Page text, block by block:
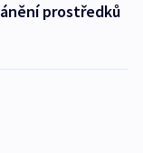
prostředků